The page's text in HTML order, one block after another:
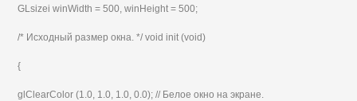
GLsizei winWidth = 500, winHeight = 500;
/* Исходный размер окна. */ void init (void)
{
glClearColor (1.0, 1.0, 1.0, 0.0); // Белое окно на экране.